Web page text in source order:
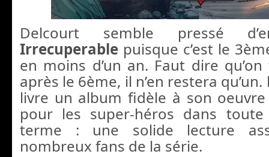
Delcourt semble pressé
Irrecuperable puisque c’est le
en moins d’un an. Faut dire
après le 6ème, il n’en restera qu’un.
livre un album fidèle à son
pour les super-héros dans
terme : une solide lecture
nombreux fans de la série.